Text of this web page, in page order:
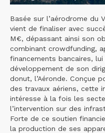
Basée sur l’aérodrome du
vient de finaliser avec
M€, dépassant ainsi son
combinant crowdfunding,
financements bancaires,
développement de son
donut, l’Aéronde. Conçue
des travaux aériens, cette
intéresse à la fois les
l’intervention sur des
Forte de ce soutien
la production de ses